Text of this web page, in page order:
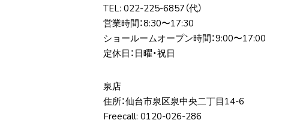
TEL: 022-225-6857 （代）
営業時間：8:30〜17:30
ショールームオープン時間：9:00〜17:00
定休日：日曜・祝日
泉店
住所：仙台市泉区泉中央⼆丁⽬14-6
Freecall: 0120-026-286